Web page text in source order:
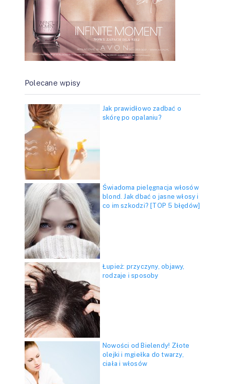
Polecane wpisy
Jak prawidłowo zadbać o
skórę po opalaniu?
Świadoma pielęgnacja włosów
blond. Jak dbać o jasne włosy i
co im szkodzi? [TOP 5 błędów]
Łupież: przyczyny, objawy,
rodzaje i sposoby
Nowości od Bielendy! Złote
olejki i mgiełka do twarzy,
ciała i włosów